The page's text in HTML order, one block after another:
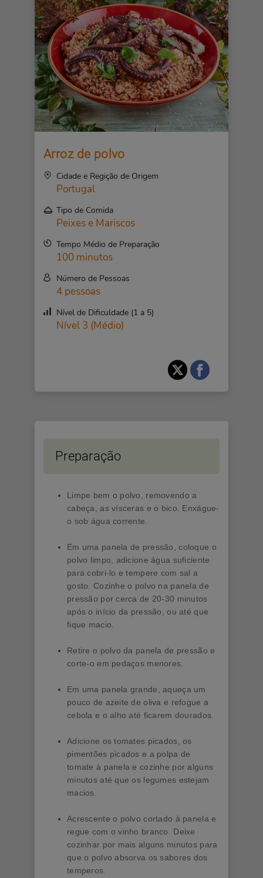
Arroz de polvo
Cidade e Regição de Origem
Portugal
Tipo de Comida
Peixes e Mariscos
Tempo Médio de Preparação
100 minutos
Número de Pessoas
4 pessoas
Nível de Dificuldade (1 a 5)
Nível 3 (Médio)
Preparação
Limpe bem o polvo, removendo a
cabeça, as vísceras e o bico. Enxágue-
o sob água corrente.
Em uma panela de pressão, coloque o
polvo limpo, adicione água suficiente
para cobri-lo e tempere com sal a
gosto. Cozinhe o polvo na panela de
pressão por cerca de 20-30 minutos
após o início da pressão, ou até que
fique macio.
Retire o polvo da panela de pressão e
corte-o em pedaços menores.
Em uma panela grande, aqueça um
pouco de azeite de oliva e refogue a
cebola e o alho até ficarem dourados.
Adicione os tomates picados, os
pimentões picados e a polpa de
tomate à panela e cozinhe por alguns
minutos até que os legumes estejam
macios.
Acrescente o polvo cortado à panela e
regue com o vinho branco. Deixe
cozinhar por mais alguns minutos para
que o polvo absorva os sabores dos
temperos.